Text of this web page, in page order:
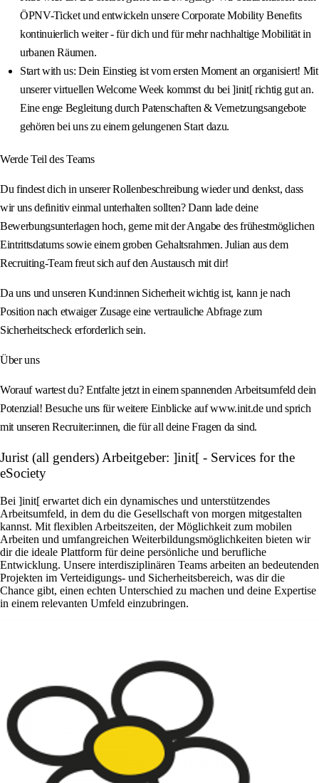
ÖPNV-Ticket und entwickeln unsere Corporate Mobility Benefits
kontinuierlich weiter - für dich und für mehr nachhaltige Mobilität in
urbanen Räumen.
Start with us: Dein Einstieg ist vom ersten Moment an organisiert! Mit
unserer virtuellen Welcome Week kommst du bei ]init[ richtig gut an.
Eine enge Begleitung durch Patenschaften & Vernetzungsangebote
gehören bei uns zu einem gelungenen Start dazu.
Werde Teil des Teams
Du findest dich in unserer Rollenbeschreibung wieder und denkst, dass
wir uns definitiv einmal unterhalten sollten? Dann lade deine
Bewerbungsunterlagen hoch, gerne mit der Angabe des frühestmöglichen
Eintrittsdatums sowie einem groben Gehaltsrahmen. Julian aus dem
Recruiting-Team freut sich auf den Austausch mit dir!
Da uns und unseren Kund:innen Sicherheit wichtig ist, kann je nach
Position nach etwaiger Zusage eine vertrauliche Abfrage zum
Sicherheitscheck erforderlich sein.
Über uns
Worauf wartest du? Entfalte jetzt in einem spannenden Arbeitsumfeld dein
Potenzial! Besuche uns für weitere Einblicke auf www.init.de und sprich
mit unseren Recruiter:innen, die für all deine Fragen da sind.
Jurist (all genders) Arbeitgeber: ]init[ - Services for the
eSociety
Bei ]init[ erwartet dich ein dynamisches und unterstützendes
Arbeitsumfeld, in dem du die Gesellschaft von morgen mitgestalten
kannst. Mit flexiblen Arbeitszeiten, der Möglichkeit zum mobilen
Arbeiten und umfangreichen Weiterbildungsmöglichkeiten bieten wir
dir die ideale Plattform für deine persönliche und berufliche
Entwicklung. Unsere interdisziplinären Teams arbeiten an bedeutenden
Projekten im Verteidigungs- und Sicherheitsbereich, was dir die
Chance gibt, einen echten Unterschied zu machen und deine Expertise
in einem relevanten Umfeld einzubringen.